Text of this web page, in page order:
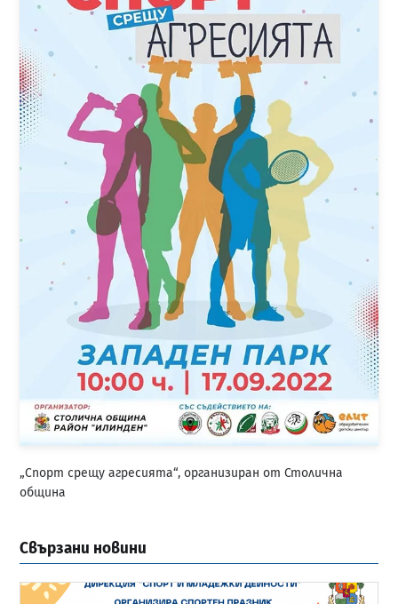
„Спорт срещу агресията“, организиран от Столична
община
Свързани новини